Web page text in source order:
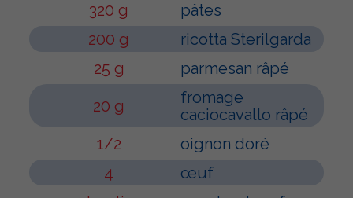
320 g
pâtes
200 g
ricotta Sterilgarda
25 g
parmesan râpé
20 g
fromage
caciocavallo râpé
1/2
oignon doré
4
œuf